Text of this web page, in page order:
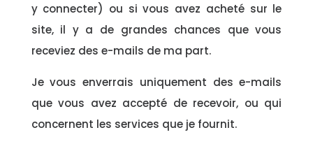
y connecter) ou si vous avez acheté sur le
site, il y a de grandes chances que vous
receviez des e-mails de ma part.
Je vous enverrais uniquement des e-mails
que vous avez accepté de recevoir, ou qui
concernent les services que je fournit.